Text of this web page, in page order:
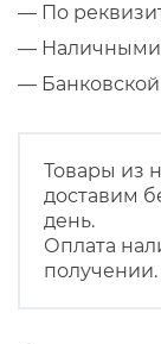
— По
— Наличными
—
Товары из
доставим
день.
Оплата
получении.